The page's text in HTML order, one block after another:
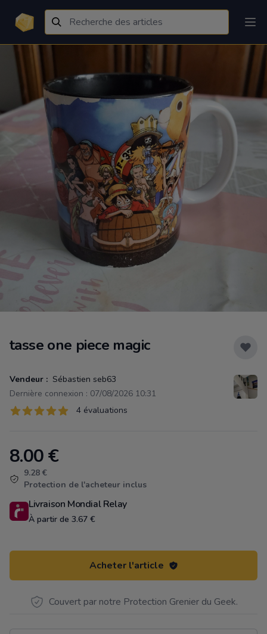
tasse one piece magic
Vendeur : Sébastien seb63
Dernière connexion : 07/08/2026 10:31
Évaluations
4 sur 5 étoiles 4 évaluations
Product information
8.00€
9.28 €
Protection de l'acheteur inclus
Livraison Mondial Relay
À partir de 3.67 €
Acheter l'article
Couvert par notre Protection Grenier du Geek.